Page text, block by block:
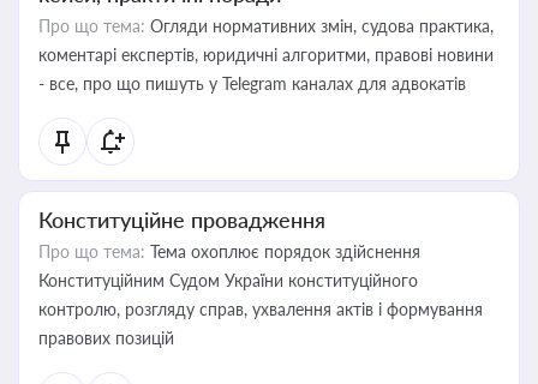
Про що тема: Огляди нормативних змін, судова практика,
коментарі експертів, юридичні алгоритми, правові новини
- все, про що пишуть у Telegram каналах для адвокатів
Конституційне провадження
Про що тема: Тема охоплює порядок здійснення
Конституційним Судом України конституційного
контролю, розгляду справ, ухвалення актів і формування
правових позицій